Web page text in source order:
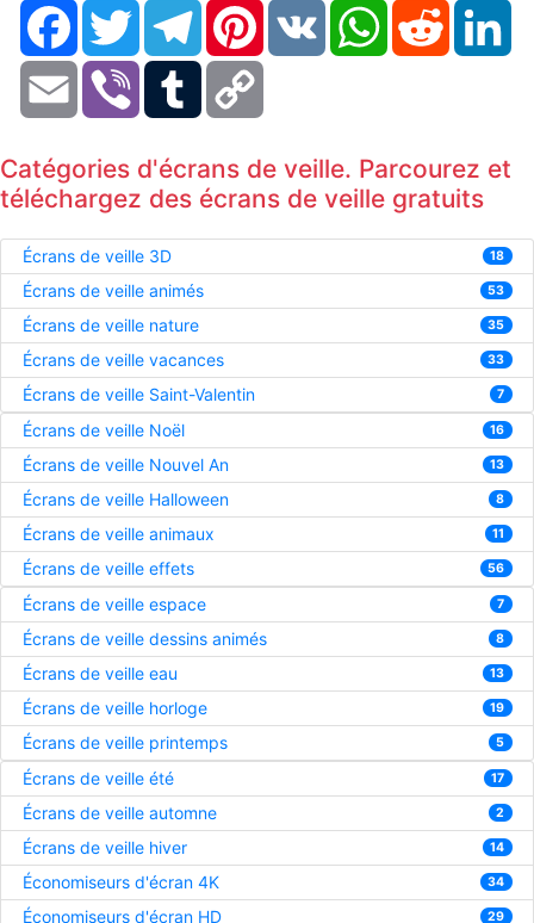
FacebookTwitter TelegramPinterestVK WhatsAppReddit
Email Viber Tumblr
Catégories d'écrans de veille. Parcourez et
téléchargez des écrans de veille gratuits
Écrans de veille 3D 18
Écrans de veille animés 53
Écrans de veille nature 35
Écrans de veille vacances 33
Écrans de veille Saint-Valentin 7
Écrans de veille Noël 16
Écrans de veille Nouvel An 13
Écrans de veille Halloween 8
Écrans de veille animaux 11
Écrans de veille effets 56
Écrans de veille espace 7
Écrans de veille dessins animés 8
Écrans de veille eau 13
Écrans de veille horloge 19
Écrans de veille printemps 5
Écrans de veille été 17
Écrans de veille automne 2
Écrans de veille hiver 14
Économiseurs d'écran 4K 34
Économiseurs d'écran HD 29